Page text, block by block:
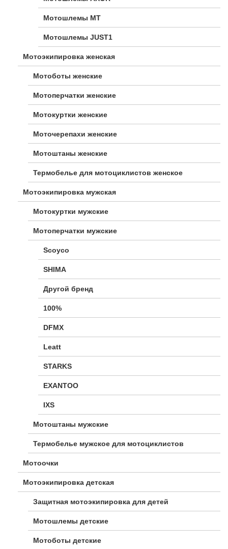
Мотошлемы MT
Мотошлемы JUST1
Мотоэкипировка женская
Мотоботы женские
Мотоперчатки женские
Мотокуртки женские
Моточерепахи женские
Мотоштаны женские
Термобелье для мотоциклистов женское
Мотоэкипировка мужская
Мотокуртки мужские
Мотоперчатки мужские
Scoyco
SHIMA
Другой бренд
100%
DFMX
Leatt
STARKS
EXANTOO
IXS
Мотоштаны мужские
Термобелье мужское для мотоциклистов
Мотоочки
Мотоэкипировка детская
Защитная мотоэкипировка для детей
Мотошлемы детские
Мотоботы детские